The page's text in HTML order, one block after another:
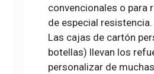
convencionales o para
de especial resistencia.
Las cajas de cartón
botellas) llevan los
personalizar de